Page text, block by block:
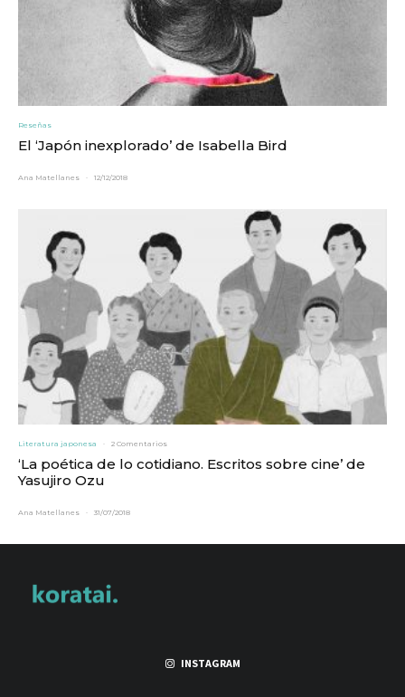
Reseñas
El ‘Japón inexplorado’ de Isabella Bird
Ana Matellanes · 12/12/2018
Literatura japonesa · 2 Comentarios
‘La poética de lo cotidiano. Escritos sobre cine’ de
Yasujiro Ozu
Ana Matellanes · 31/07/2018
INSTAGRAM